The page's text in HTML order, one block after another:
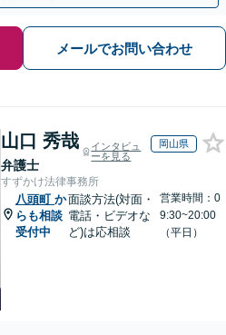
メールでお問い合わせ
山口 秀哉
弁護士
インタビュ
ーを見る
岡山県
すずかけ法律事務所
八頭町 か
らも相談
受付中
面談方法(対面・
電話・ビデオな
ど)は応相談
営業時間：0
9:30~20:00
（平日）